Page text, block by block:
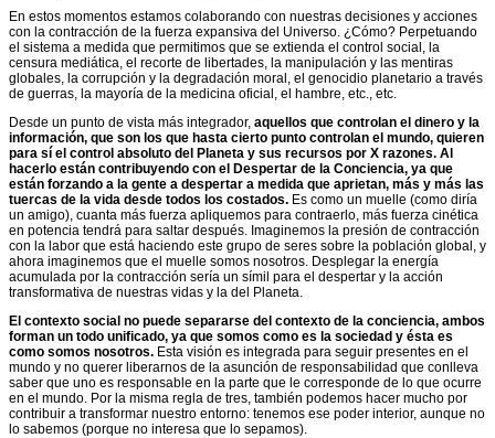
En estos momentos estamos colaborando con nuestras decisiones y acciones
con la contracción de la fuerza expansiva del Universo. ¿Cómo? Perpetuando
el sistema a medida que permitimos que se extienda el control social, la
censura mediática, el recorte de libertades, la manipulación y las mentiras
globales, la corrupción y la degradación moral, el genocidio planetario a través
de guerras, la mayoría de la medicina oficial, el hambre, etc., etc.
Desde un punto de vista más integrador, aquellos que controlan el dinero y la
información, que son los que hasta cierto punto controlan el mundo, quieren
para sí el control absoluto del Planeta y sus recursos por X razones. Al
hacerlo están contribuyendo con el Despertar de la Conciencia, ya que
están forzando a la gente a despertar a medida que aprietan, más y más las
tuercas de la vida desde todos los costados. Es como un muelle (como diría
un amigo), cuanta más fuerza apliquemos para contraerlo, más fuerza cinética
en potencia tendrá para saltar después. Imaginemos la presión de contracción
con la labor que está haciendo este grupo de seres sobre la población global, y
ahora imaginemos que el muelle somos nosotros. Desplegar la energía
acumulada por la contracción sería un símil para el despertar y la acción
transformativa de nuestras vidas y la del Planeta.
El contexto social no puede separarse del contexto de la conciencia, ambos
forman un todo unificado, ya que somos como es la sociedad y ésta es
como somos nosotros. Esta visión es integrada para seguir presentes en el
mundo y no querer liberarnos de la asunción de responsabilidad que conlleva
saber que uno es responsable en la parte que le corresponde de lo que ocurre
en el mundo. Por la misma regla de tres, también podemos hacer mucho por
contribuir a transformar nuestro entorno: tenemos ese poder interior, aunque no
lo sabemos (porque no interesa que lo sepamos).